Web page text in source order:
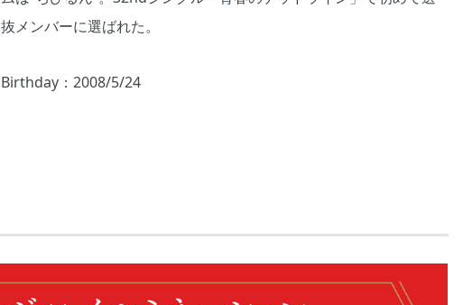
抜メンバーに選ばれた。
Birthday：2008/5/24